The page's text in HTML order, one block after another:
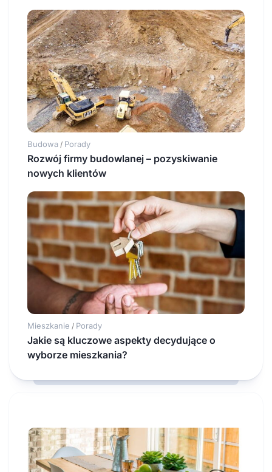
Budowa / Porady
Rozwój firmy budowlanej – pozyskiwanie
nowych klientów
Mieszkanie / Porady
Jakie są kluczowe aspekty decydujące o
wyborze mieszkania?